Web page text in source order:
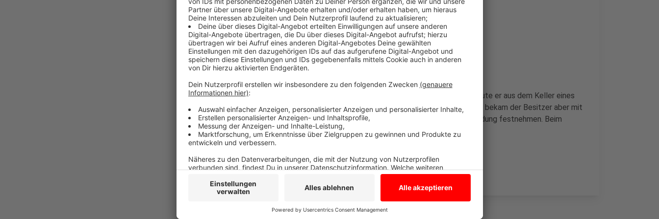
Anzeige
1,4 Promille im Blut
Anzeige
Weil er nun auf sein Fortbewegungsmittel verzichten musste, klaute er aus dem Keller eines
Mehrfamilienhauses in der Nähe ein unverschlossenes E-Bike. Das bekam der Besitzer aber mit
und die Polizei konnte den Vredener bei der anschließenden Fahndung festnehmen. Beim
Pusten hatte er rund 1,4 Promille Alkohol im Blut.